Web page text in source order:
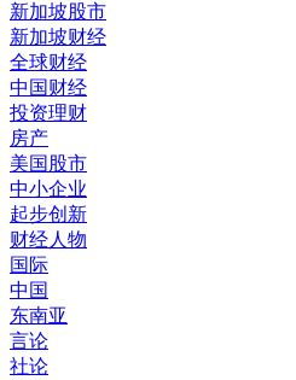
新加坡股市
新加坡财经
全球财经
中国财经
投资理财
房产
美国股市
中小企业
起步创新
财经人物
国际
中国
东南亚
言论
社论